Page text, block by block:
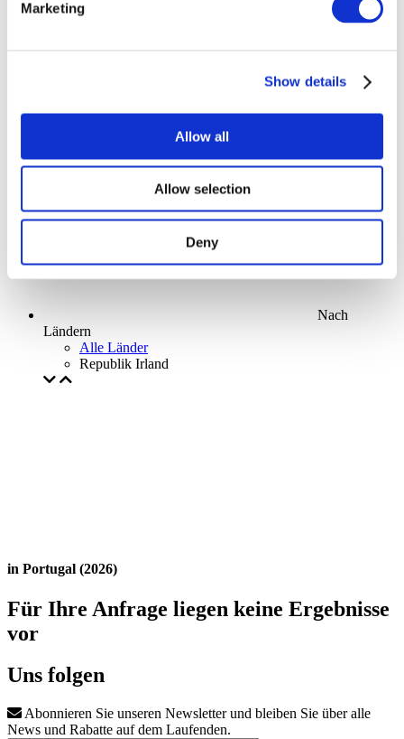
Marketing
Show details
Allow all
Allow selection
Deny
Ohne Subgenre
Anwenden
Nach
Ländern
Alle Länder
Republik Irland
in Portugal (2026)
Für Ihre Anfrage liegen keine Ergebnisse
vor
Uns folgen
Abonnieren Sie unseren Newsletter und bleiben Sie über alle
News und Rabatte auf dem Laufenden.